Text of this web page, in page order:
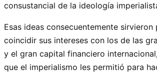
consustancial de la ideología
Esas ideas consecuentemente sirvieron
coincidir sus intereses con los de las
y el gran capital financiero
que el imperialismo les permitió para